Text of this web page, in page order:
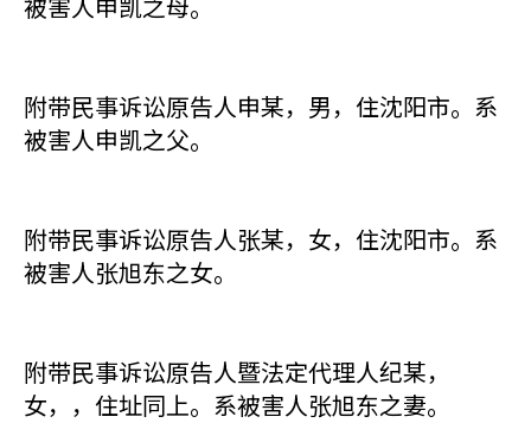
附带民事诉讼原告人申某，男，住沈阳市。系
被害人申凯之父。
附带民事诉讼原告人张某，女，住沈阳市。系
被害人张旭东之女。
附带民事诉讼原告人暨法定代理人纪某，
女，，住址同上。系被害人张旭东之妻。